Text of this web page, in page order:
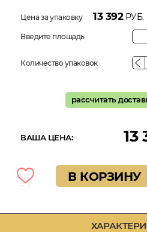
Цена за упаковку 13 392РУБ.
Введите площадь
Количество упаковок
рассчитать
ВАША ЦЕНА: 13
В КОРЗИНУ